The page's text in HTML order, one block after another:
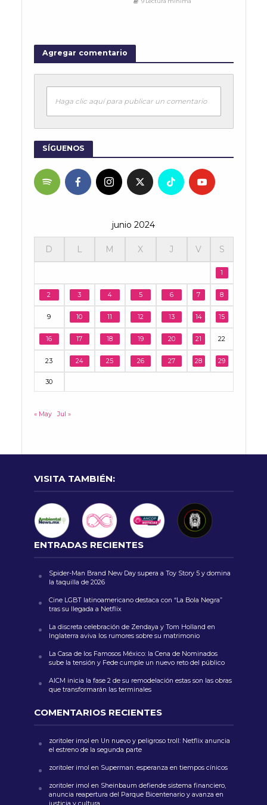
Agregar comentario
Haga clic aquí para publicar un comentario
SÍGUENOS
junio 2024
D L M X J V S
1
2 3 4 5 6 7 8
9 10 11 12 13 14 15
16 17 18 19 20 21 22
23 24 25 26 27 28 29
30
« May Jul »
VISITA TAMBIÉN:
ENTRADAS RECIENTES
Spider-Man Brand New Day supera a Toy Story 5 y domina
la taquilla de 2026
Cine LGBT latinoamericano destaca con “La Bola Negra”
tras su llegada a Netflix
La discreta celebración de Zendaya y Tom Holland en
Inglaterra aviva los rumores sobre su matrimonio
La Casa de los Famosos México: la Cena de Nominados
sube la tensión y Fede cumple un nuevo reto del público
AICM inicia la fase 2 de su remodelación estas son las obras
que transformarán las terminales
COMENTARIOS RECIENTES
zoritoler imol en Un nuevo y peligroso troll: Netflix anuncia
el estreno de la segunda parte
zoritoler imol en Superman: esperanza en tiempos cínicos
zoritoler imol en Sheinbaum defiende sistema financiero,
anuncia reapertura del Parque Bicentenario y avanza en